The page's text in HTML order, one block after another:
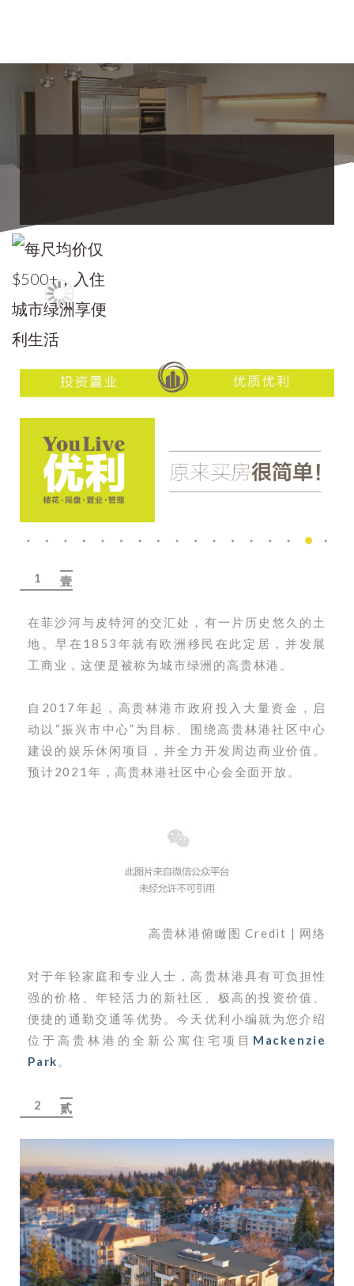
1 壹
在菲沙河与皮特河的交汇处，有一片历史悠久的土
地。早在1853年就有欧洲移民在此定居，并发展
工商业，这便是被称为城市绿洲的高贵林港。
自2017年起，高贵林港市政府投入大量资金，启
动以“振兴市中心”为目标、围绕高贵林港社区中心
建设的娱乐休闲项目，并全力开发周边商业价值。
预计2021年，高贵林港社区中心会全面开放。
高贵林港俯瞰图 Credit | 网络
对于年轻家庭和专业人士，高贵林港具有可负担性
强的价格、年轻活力的新社区、极高的投资价值、
便捷的通勤交通等优势。今天优利小编就为您介绍
位于高贵林港的全新公寓住宅项目 Mackenzie
Park 。
2 贰